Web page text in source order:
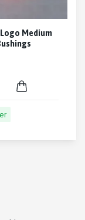
Medium